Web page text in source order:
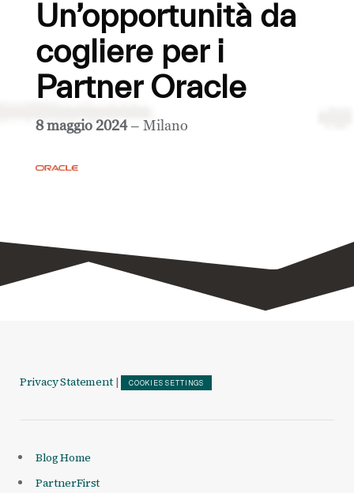
Un’opportunità da
cogliere per i
Partner Oracle
8 maggio 2024– Milano
Privacy Statement | COOKIES SETTINGS
Blog Home
PartnerFirst